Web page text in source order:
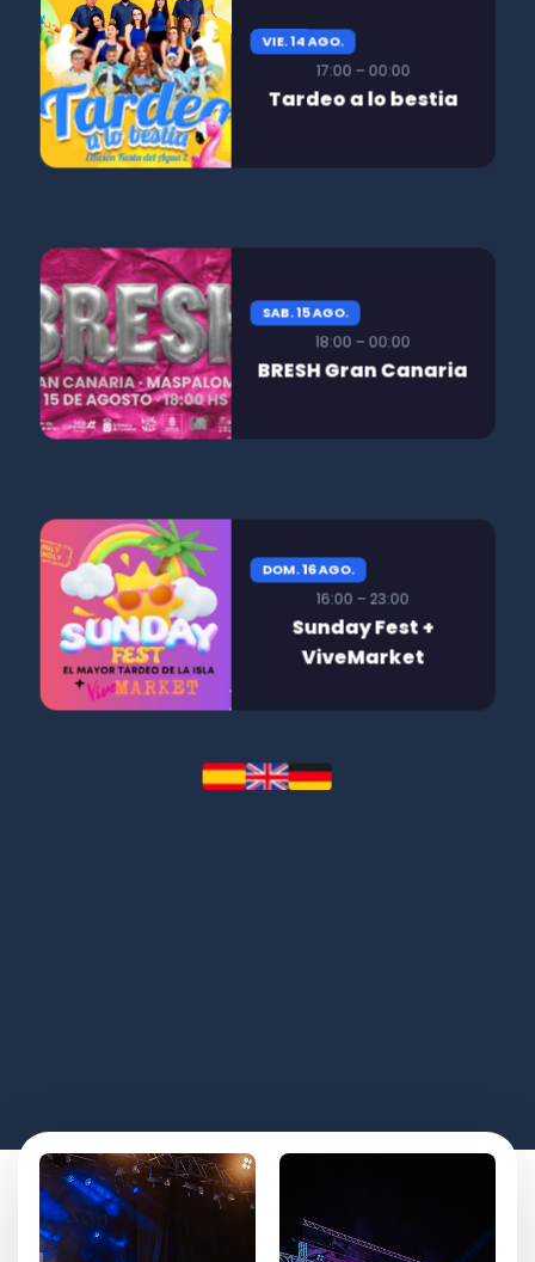
VIE. 14 AGO.
17:00 – 00:00
Tardeo a lo bestia
SAB. 15 AGO.
18:00 – 00:00
BRESH Gran Canaria
DOM. 16 AGO.
16:00 – 23:00
Sunday Fest +
ViveMarket